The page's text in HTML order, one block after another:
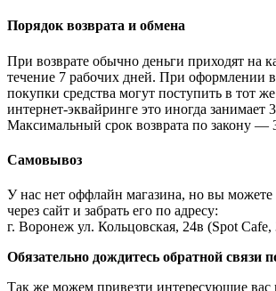
Порядок возврата и обмена
При возврате обычно деньги приходят на
течение 7 рабочих дней. При оформлении
покупки средства могут поступить в тот
интернет-эквайринге это иногда занимает
Максимальный срок возврата по закону —
Самовывоз
У нас нет оффлайн магазина, но вы можете
через сайт и забрать его по адресу:
г. Воронеж ул. Кольцовская, 24в (Spot Cafe,
Обязательно дождитесь обратной связи
Так же можем привезти интересующие вас